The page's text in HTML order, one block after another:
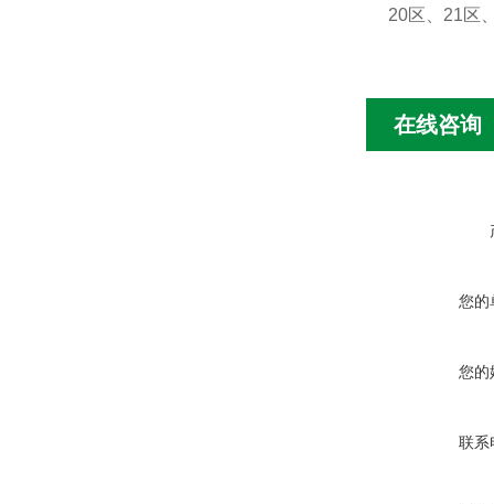
20区、21区
在线咨询
您的
您的
联系